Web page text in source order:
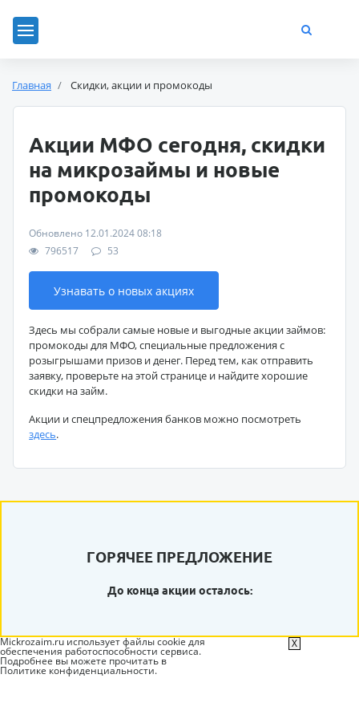
Главная Скидки, акции и промокоды
Акции МФО сегодня, скидки
на микрозаймы и новые
промокоды
Обновлено 12.01.2024 08:18
796517
53
Узнавать о новых акциях
Здесь мы собрали самые новые и выгодные акции займов:
промокоды для МФО, специальные предложения с
розыгрышами призов и денег. Перед тем, как отправить
заявку, проверьте на этой странице и найдите хорошие
скидки на займ.
Акции и спецпредложения банков можно посмотреть
здесь.
ГОРЯЧЕЕ ПРЕДЛОЖЕНИЕ
До конца акции осталось:
Mickrozaim.ru использует файлы cookie для
обеспечения работоспособности сервиса.
Подробнее вы можете прочитать в
Политике конфиденциальности.
X